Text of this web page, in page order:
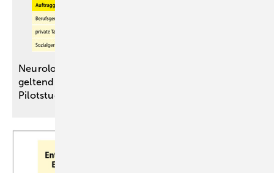
Neurologisch-Psychiatrische Begutachtung bei
geltend ­gemachtem Post-COVID-Syndrom – eine
Pilotstudie